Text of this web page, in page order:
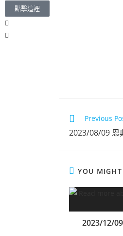
點擊這裡
Previous
2023/08/09 恩
YOU
2023/12/